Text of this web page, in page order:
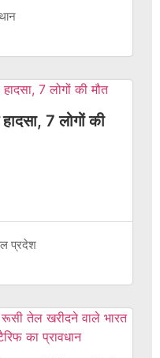
7 लोगों की
प्रदेश